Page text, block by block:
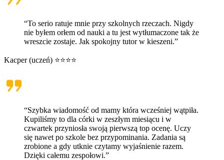
“To serio ratuje mnie przy szkolnych rzeczach. Nigdy
nie byłem orłem od nauki a tu jest wytłumaczone tak że
wreszcie zostaje. Jak spokojny tutor w kieszeni.”
Kacper (uczeń) ⭐⭐⭐⭐
“Szybka wiadomość od mamy która wcześniej wątpiła.
Kupiliśmy to dla córki w zeszłym miesiącu i w
czwartek przyniosła swoją pierwszą top ocenę. Uczy
się nawet po szkole bez przypominania. Zadania są
zrobione a gdy utknie czytamy wyjaśnienie razem.
Dzięki całemu zespołowi.”